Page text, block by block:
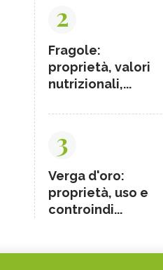
2
Fragole:
proprietà, valori
nutrizionali,...
3
Verga d'oro:
proprietà, uso e
controindi...